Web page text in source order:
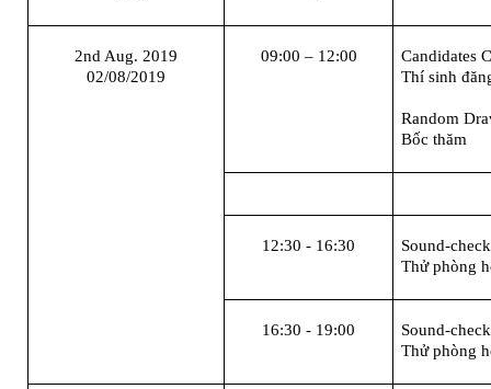
2nd Aug. 2019
02/08/2019
09:00 – 12:00 Candidates
Thí sinh
Random
Bốc thăm
12:30- 16:30
Sound-check
Thử phòng
16:30- 19:00
Sound-check
Thử phòng